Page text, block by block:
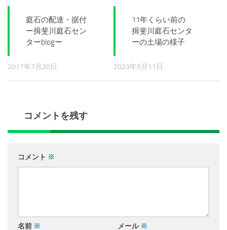
庭石の配達・据付
ー揖斐川庭石セン
ターblogー
2017年7月20日
11年くらい前の
揖斐川庭石センタ
ーの土場の様子
2023年5月11日
コメントを残す
コメント ※
名前 ※ メール ※